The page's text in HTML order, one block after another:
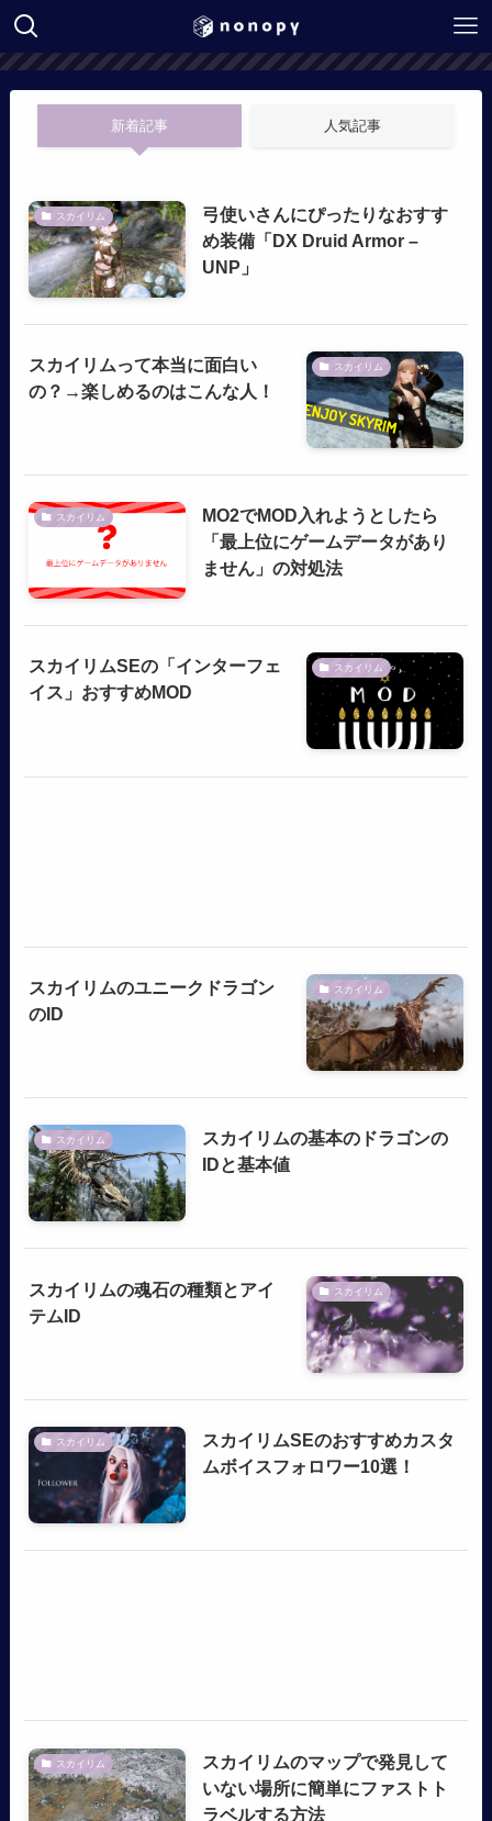
新着記事 人気記事
スカイリム
弓使いさんにぴったりなおすす
め装備「DX Druid Armor –
UNP」
スカイリム
スカイリムって本当に面白い
の？→楽しめるのはこんな人！
スカイリム
MO2でMOD入れようとしたら
「最上位にゲームデータがあり
ません」の対処法
スカイリム
スカイリムSEの「インターフェ
イス」おすすめMOD
スカイリム
スカイリムのユニークドラゴン
のID
スカイリム
スカイリムの基本のドラゴンの
IDと基本値
スカイリム
スカイリムの魂石の種類とアイ
テムID
スカイリム
スカイリムSEのおすすめカスタ
ムボイスフォロワー10選！
スカイリム
スカイリムのマップで発見して
いない場所に簡単にファストト
ラベルする方法